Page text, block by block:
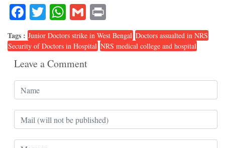
Facebook
TwitterWhatsApp
Gmail
Tags : Junior Doctors strike in West Bengal Doctors assualted in NRS
Security of Doctors in Hospital NRS medical college and hospital
Leave a Comment